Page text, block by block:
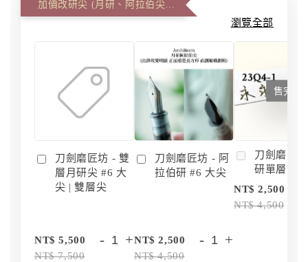
瀏覽全部
刀劍磨匠坊 - 雙
層月研尖 #6 大
尖 | 雙層尖
NT$ 5,500
NT$ 7,500
- +
刀劍磨匠坊 - 阿
拉伯研 #6 大尖
NT$ 2,500
NT$ 4,500
- +
售完
刀劍磨匠
研單層訂
NT$ 2,500
NT$ 4,500